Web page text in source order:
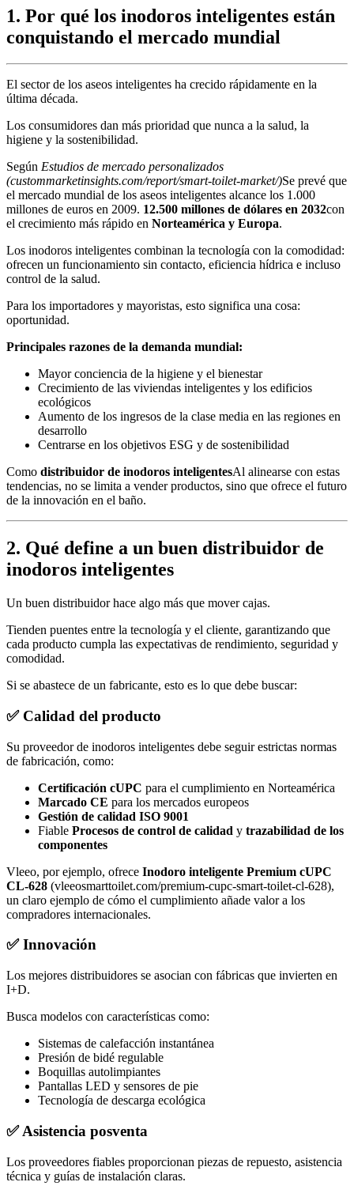
1. Por qué los inodoros inteligentes están
conquistando el mercado mundial
El sector de los aseos inteligentes ha crecido rápidamente en la
última década.
Los consumidores dan más prioridad que nunca a la salud, la
higiene y la sostenibilidad.
Según Estudios de mercado personalizados
(custommarketinsights.com/report/smart-toilet-market/)Se prevé que
el mercado mundial de los aseos inteligentes alcance los 1.000
millones de euros en 2009. 12.500 millones de dólares en 2032con
el crecimiento más rápido en Norteamérica y Europa.
Los inodoros inteligentes combinan la tecnología con la comodidad:
ofrecen un funcionamiento sin contacto, eficiencia hídrica e incluso
control de la salud.
Para los importadores y mayoristas, esto significa una cosa:
oportunidad.
Principales razones de la demanda mundial:
Mayor conciencia de la higiene y el bienestar
Crecimiento de las viviendas inteligentes y los edificios
ecológicos
Aumento de los ingresos de la clase media en las regiones en
desarrollo
Centrarse en los objetivos ESG y de sostenibilidad
Como distribuidor de inodoros inteligentesAl alinearse con estas
tendencias, no se limita a vender productos, sino que ofrece el futuro
de la innovación en el baño.
2. Qué define a un buen distribuidor de
inodoros inteligentes
Un buen distribuidor hace algo más que mover cajas.
Tienden puentes entre la tecnología y el cliente, garantizando que
cada producto cumpla las expectativas de rendimiento, seguridad y
comodidad.
Si se abastece de un fabricante, esto es lo que debe buscar:
✅ Calidad del producto
Su proveedor de inodoros inteligentes debe seguir estrictas normas
de fabricación, como:
Certificación cUPC para el cumplimiento en Norteamérica
Marcado CE para los mercados europeos
Gestión de calidad ISO 9001
Fiable Procesos de control de calidad y trazabilidad de los
componentes
Vleeo, por ejemplo, ofrece Inodoro inteligente Premium cUPC
CL-628 (vleeosmarttoilet.com/premium-cupc-smart-toilet-cl-628),
un claro ejemplo de cómo el cumplimiento añade valor a los
compradores internacionales.
✅Innovación
Los mejores distribuidores se asocian con fábricas que invierten en
I+D.
Busca modelos con características como:
Sistemas de calefacción instantánea
Presión de bidé regulable
Boquillas autolimpiantes
Pantallas LED y sensores de pie
Tecnología de descarga ecológica
✅Asistencia posventa
Los proveedores fiables proporcionan piezas de repuesto, asistencia
técnica y guías de instalación claras.